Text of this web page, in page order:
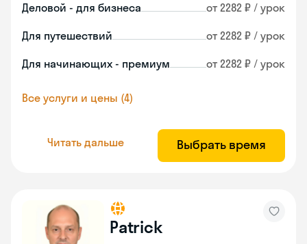
Деловой - для бизнеса от 2282 ₽ / урок
Для путешествий от 2282 ₽ / урок
Для начинающих - премиум от 2282 ₽ / урок
Все услуги и цены (4)
Читать дальше Выбрать время
Patrick